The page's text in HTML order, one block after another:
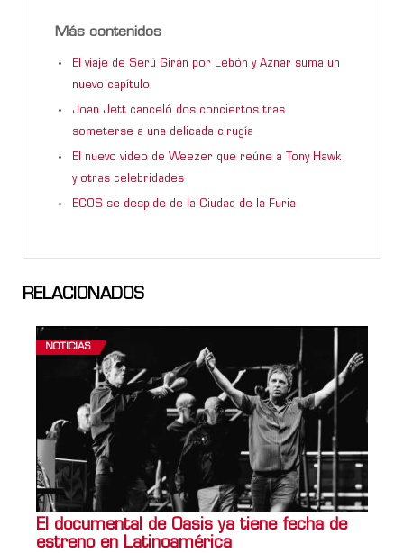
Más contenidos
El viaje de Serú Girán por Lebón y Aznar suma un
nuevo capítulo
Joan Jett canceló dos conciertos tras
someterse a una delicada cirugía
El nuevo video de Weezer que reúne a Tony Hawk
y otras celebridades
ECOS se despide de la Ciudad de la Furia
RELACIONADOS
NOTICIAS
El documental de Oasis ya tiene fecha de
estreno en Latinoamérica